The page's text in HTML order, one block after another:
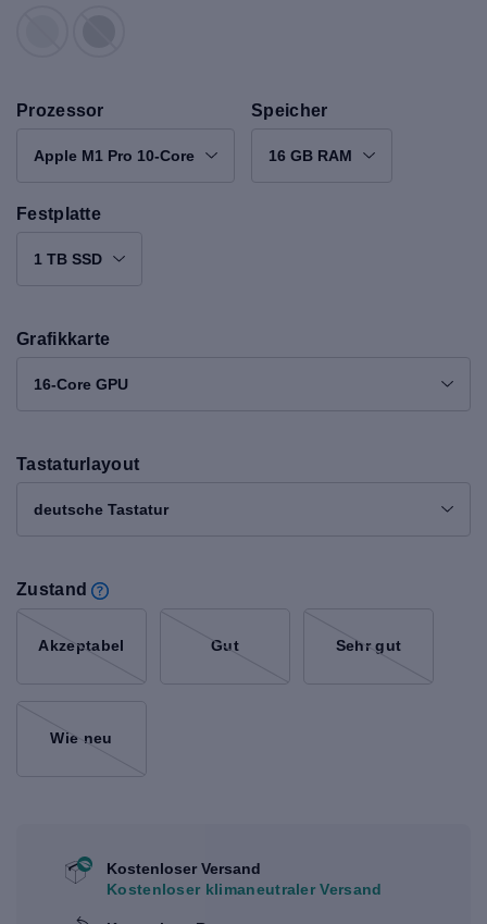
Prozessor
Apple M1 Pro 10-Core
Speicher
16 GB RAM
Festplatte
1 TB SSD
Grafikkarte
16-Core GPU
Tastaturlayout
deutsche Tastatur
Zustand
Akzeptabel Gut Sehr gut
Wie neu
Kostenloser Versand
Kostenloser klimaneutraler Versand